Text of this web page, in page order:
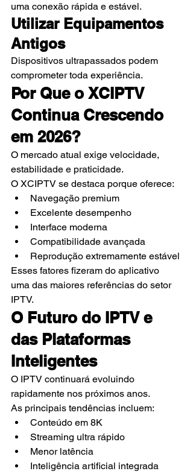
uma conexão rápida e estável.
Utilizar Equipamentos
Antigos
Dispositivos ultrapassados podem
comprometer toda experiência.
Por Que o XCIPTV
Continua Crescendo
em 2026?
O mercado atual exige velocidade,
estabilidade e praticidade.
O XCIPTV se destaca porque oferece:
Navegação premium
Excelente desempenho
Interface moderna
Compatibilidade avançada
Reprodução extremamente estável
Esses fatores fizeram do aplicativo
uma das maiores referências do setor
IPTV.
O Futuro do IPTV e
das Plataformas
Inteligentes
O IPTV continuará evoluindo
rapidamente nos próximos anos.
As principais tendências incluem:
Conteúdo em 8K
Streaming ultra rápido
Menor latência
Inteligência artificial integrada